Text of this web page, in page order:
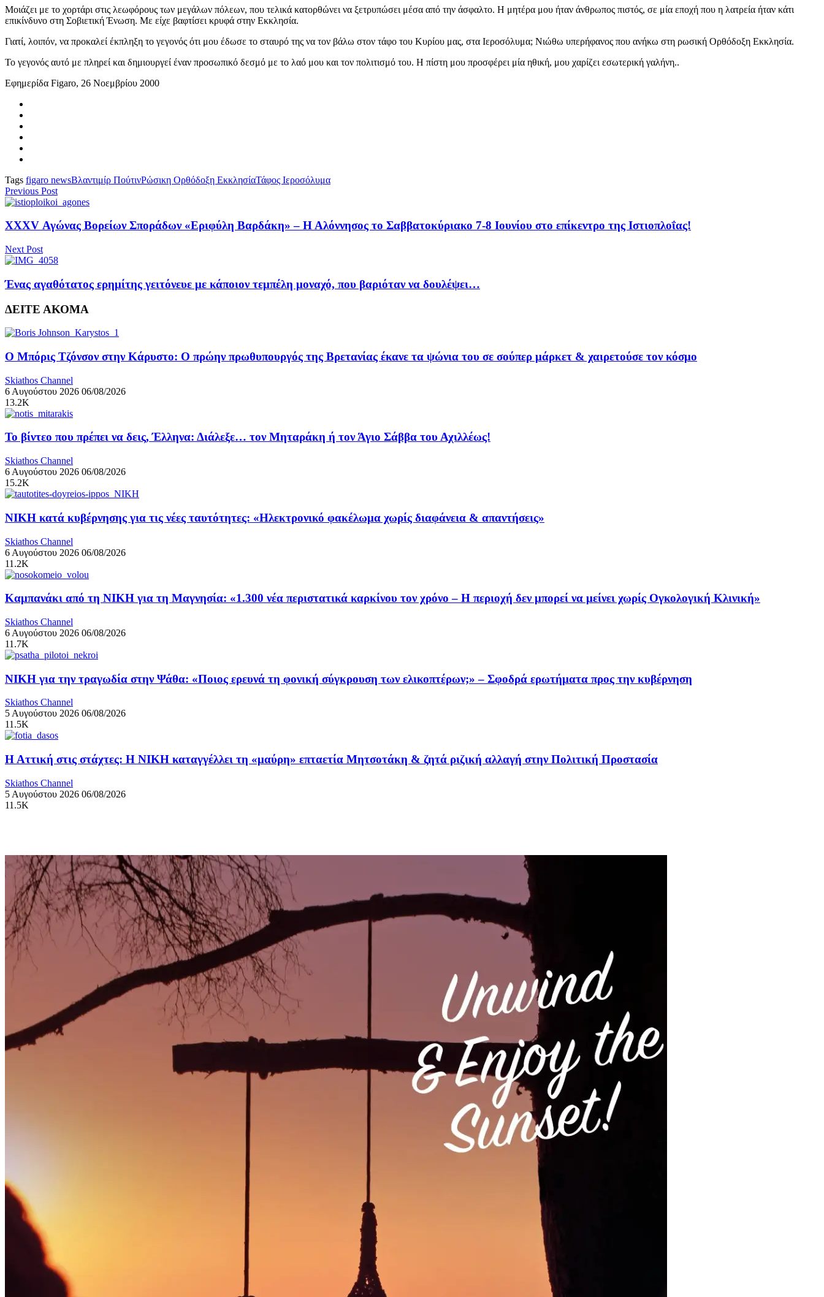
Μοιάζει με το χορτάρι στις λεωφόρους των μεγάλων πόλεων, που τελικά κατορθώνει να ξετρυπώσει μέσα από την άσφαλτο. Η μητέρα μου ήταν άνθρωπος πιστός, σε μία εποχή που η λατρεία ήταν κάτι
επικίνδυνο στη Σοβιετική Ένωση. Με είχε βαφτίσει κρυφά στην Εκκλησία.
Γιατί, λοιπόν, να προκαλεί έκπληξη το γεγονός ότι μου έδωσε το σταυρό της να τον βάλω στον τάφο του Κυρίου μας, στα Ιεροσόλυμα; Νιώθω υπερήφανος που ανήκω στη ρωσική Ορθόδοξη Εκκλησία.
Το γεγονός αυτό με πληρεί και δημιουργεί έναν προσωπικό δεσμό με το λαό μου και τον πολιτισμό του. Η πίστη μου προσφέρει μία ηθική, μου χαρίζει εσωτερική γαλήνη..
Εφημερίδα Figaro, 26 Νοεμβρίου 2000
Tags figaro newsΒλαντιμίρ ΠούτινΡώσικη Ορθόδοξη ΕκκλησίαΤάφος Ιεροσόλυμα
Previous Post
XXXV Αγώνας Βορείων Σποράδων «Εριφύλη Βαρδάκη» – Η Αλόννησος το Σαββατοκύριακο 7-8 Ιουνίου στο επίκεντρο της Ιστιοπλοΐας!
Next Post
Ένας αγαθότατος ερημίτης γειτόνευε με κάποιον τεμπέλη μοναχό, που βαριόταν να δουλέψει…
ΔΕΙΤΕ ΑΚΟΜΑ
Ο Μπόρις Τζόνσον στην Κάρυστο: Ο πρώην πρωθυπουργός της Βρετανίας έκανε τα ψώνια του σε σούπερ μάρκετ & χαιρετούσε τον κόσμο
Skiathos Channel
6 Αυγούστου 2026 06/08/2026
13.2K
Το βίντεο που πρέπει να δεις, Έλληνα: Διάλεξε… τον Μηταράκη ή τον Άγιο Σάββα του Αχιλλέως!
Skiathos Channel
6 Αυγούστου 2026 06/08/2026
15.2K
ΝΙΚΗ κατά κυβέρνησης για τις νέες ταυτότητες: «Ηλεκτρονικό φακέλωμα χωρίς διαφάνεια & απαντήσεις»
Skiathos Channel
6 Αυγούστου 2026 06/08/2026
11.2K
Καμπανάκι από τη ΝΙΚΗ για τη Μαγνησία: «1.300 νέα περιστατικά καρκίνου τον χρόνο – Η περιοχή δεν μπορεί να μείνει χωρίς Ογκολογική Κλινική»
Skiathos Channel
6 Αυγούστου 2026 06/08/2026
11.7K
ΝΙΚΗ για την τραγωδία στην Ψάθα: «Ποιος ερευνά τη φονική σύγκρουση των ελικοπτέρων;» – Σφοδρά ερωτήματα προς την κυβέρνηση
Skiathos Channel
5 Αυγούστου 2026 06/08/2026
11.5K
Η Αττική στις στάχτες: Η ΝΙΚΗ καταγγέλλει τη «μαύρη» επταετία Μητσοτάκη & ζητά ριζική αλλαγή στην Πολιτική Προστασία
Skiathos Channel
5 Αυγούστου 2026 06/08/2026
11.5K